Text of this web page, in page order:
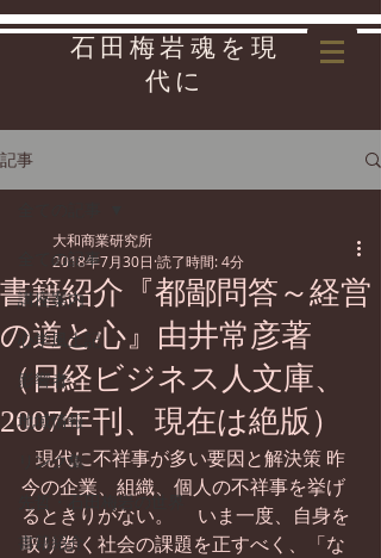
石田梅岩魂を現
代に
記事
全ての記事
講座案内
心学風土記
影響者
地域情報
リンク集
先哲・石田梅岩の世界
書籍紹介
書籍紹介『都鄙問答～経営
の道と心』由井常彦著
（日経ビジネス人文庫、
2007年刊、現在は絶版）
大和商業研究所
2018年7月30日 読了時間: 4分
今の企業、組織、個人の不祥事を挙げ
るときりがない。 　いま一度、自身を
取り巻く社会の課題を正すべく、「な